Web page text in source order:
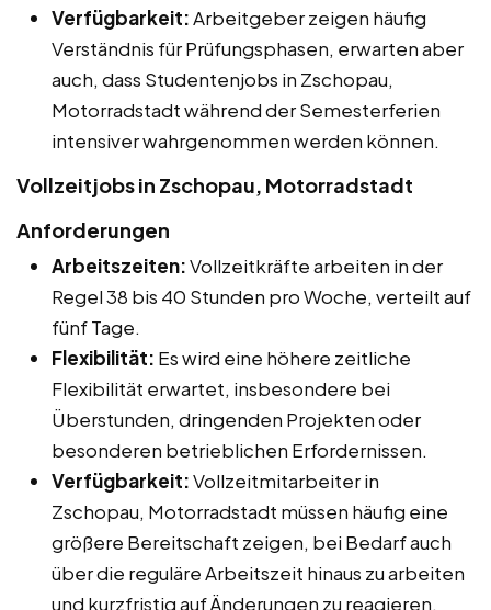
Verfügbarkeit:Arbeitgeber zeigen häufig
Verständnis für Prüfungsphasen, erwarten aber
auch, dass Studentenjobs in Zschopau,
Motorradstadt während der Semesterferien
intensiver wahrgenommen werden können.
Vollzeitjobs in Zschopau, Motorradstadt
Anforderungen
Arbeitszeiten:Vollzeitkräfte arbeiten in der
Regel 38 bis 40 Stunden pro Woche, verteilt auf
fünf Tage.
Flexibilität: Es wird eine höhere zeitliche
Flexibilität erwartet, insbesondere bei
Überstunden, dringenden Projekten oder
besonderen betrieblichen Erfordernissen.
Verfügbarkeit:Vollzeitmitarbeiter in
Zschopau, Motorradstadt müssen häufig eine
größere Bereitschaft zeigen, bei Bedarf auch
über die reguläre Arbeitszeit hinaus zu arbeiten
und kurzfristig auf Änderungen zu reagieren.